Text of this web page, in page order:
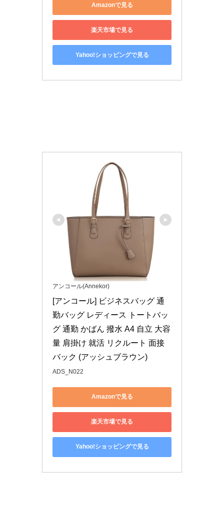
Amazonで見る
楽天市場で見る
Yahoo!ショッピングで見る
アンコール(Annekor)
[アンコール] ビジネスバッグ 通
勤バッグ レディース トートバッ
グ 通勤 かばん 撥水 A4 自立 大容
量 肩掛け 就活 リクルート 面接
バック (アッシュブラウン)
ADS_N022
Amazonで見る
楽天市場で見る
Yahoo!ショッピングで見る